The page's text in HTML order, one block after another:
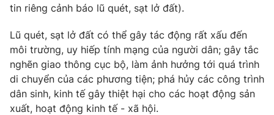
VTV4 Vươn mình bằng AI
VTV9 VTV8
tin riêng cảnh báo lũ quét, sạt lở đất).
Lũ quét, sạt lở đất có thể gây tác động rất xấu đến
môi trường, uy hiếp tính mạng của người dân; gây tắc
nghẽn giao thông cục bộ, làm ảnh hưởng tới quá trình
di chuyển của các phương tiện; phá hủy các công trình
dân sinh, kinh tế gây thiệt hại cho các hoạt động sản
xuất, hoạt động kinh tế - xã hội.